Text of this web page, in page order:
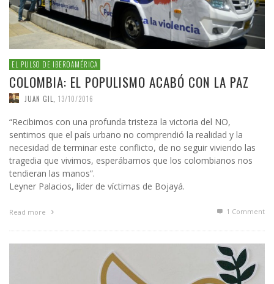
EL PULSO DE IBEROAMÉRICA
COLOMBIA: EL POPULISMO ACABÓ CON LA PAZ
JUAN GIL 13/10/2016
“Recibimos con una profunda tristeza la victoria del NO,
sentimos que el país urbano no comprendió la realidad y la
necesidad de terminar este conflicto, de no seguir viviendo las
tragedia que vivimos, esperábamos que los colombianos nos
tendieran las manos”.
Leyner Palacios, líder de víctimas de Bojayá.
Read more 1 Comment